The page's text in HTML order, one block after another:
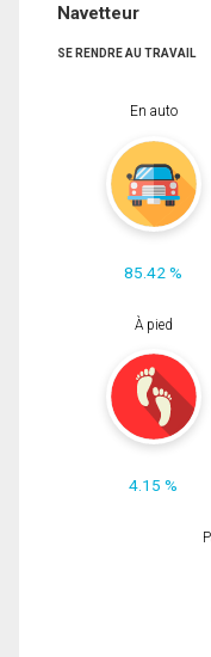
Navetteur
SE RENDRE AU TRAVAIL
En auto
85.42 %
À pied
4.15 %